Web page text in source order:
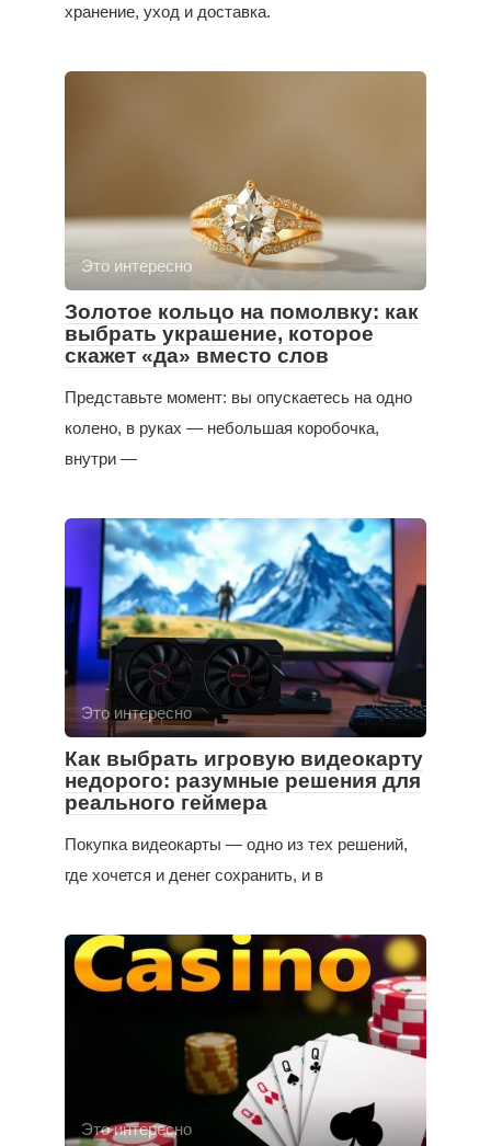
хранение, уход и доставка.
Это интересно
Золотое кольцо на помолвку: как
выбрать украшение, которое
скажет «да» вместо слов
Представьте момент: вы опускаетесь на одно
колено, в руках — небольшая коробочка,
внутри —
Это интересно
Как выбрать игровую видеокарту
недорого: разумные решения для
реального геймера
Покупка видеокарты — одно из тех решений,
где хочется и денег сохранить, и в
Это интересно